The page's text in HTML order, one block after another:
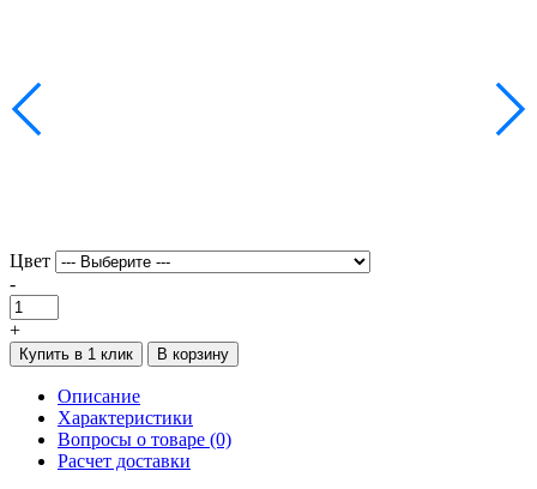
Цвет
-
+
Купить в 1 клик В корзину
Описание
Характеристики
Вопросы о товаре (0)
Расчет доставки